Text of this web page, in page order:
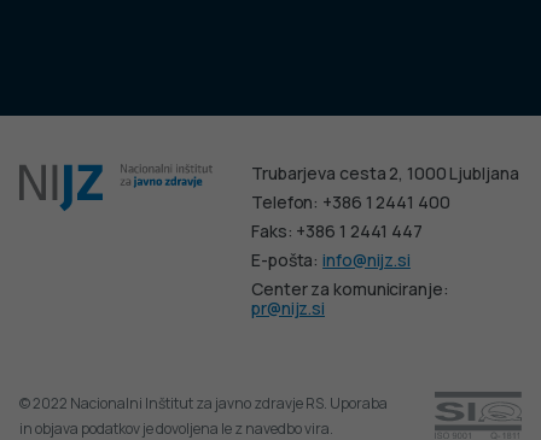
Trubarjeva cesta 2, 1000 Ljubljana
Telefon: +386 1 2441 400
Faks: +386 1 2441 447
E-pošta:info@nijz.si
Center za komuniciranje:
pr@nijz.si
© 2022 Nacionalni Inštitut za javno zdravje RS. Uporaba
in objava podatkov je dovoljena le z navedbo vira.